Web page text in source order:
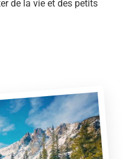
de la vie et des petits